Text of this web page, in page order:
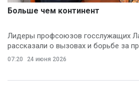
Больше чем континент
Лидеры профсоюзов госслужащих
рассказали о вызовах и борьбе за
07:20 24 июня 2026